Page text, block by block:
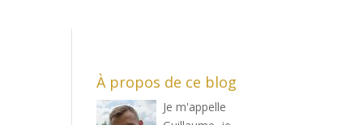
À propos de ce blog
Je m'appelle